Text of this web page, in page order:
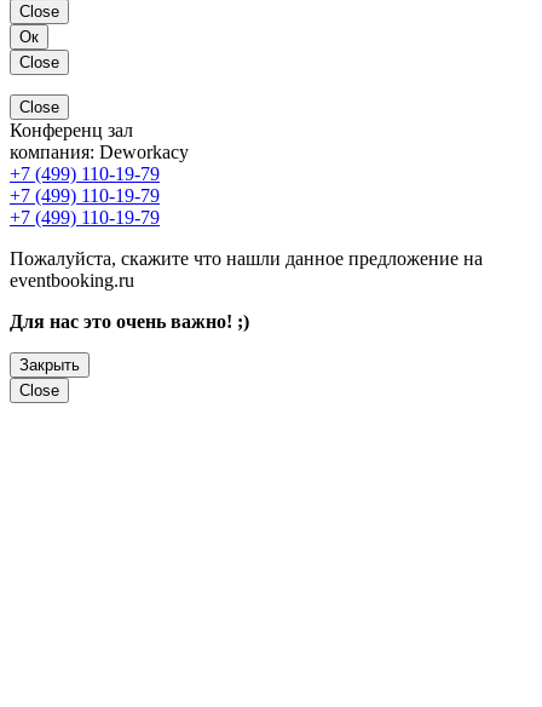
Close
Ок
Close
Close
Конференц зал
компания: Deworkacy
+7 (499) 110-19-79
+7 (499) 110-19-79
+7 (499) 110-19-79
Пожалуйста, скажите что нашли данное предложение на
eventbooking.ru
Для нас это очень важно! ;)
Закрыть
Close